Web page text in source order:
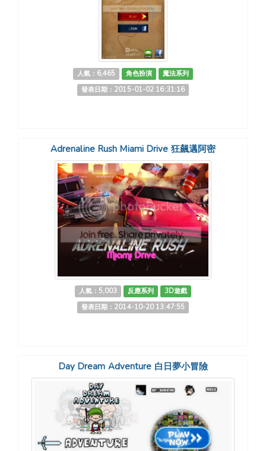
人氣：6,465 角色扮演
魔法系列
發表日期：2015-01-02 16:31:16
Adrenaline Rush Miami Drive 狂飆邁阿密
人氣：5,003 反應系列
3D遊戲
發表日期：2014-10-20 13:47:55
Day Dream Adventure 白日夢小冒險